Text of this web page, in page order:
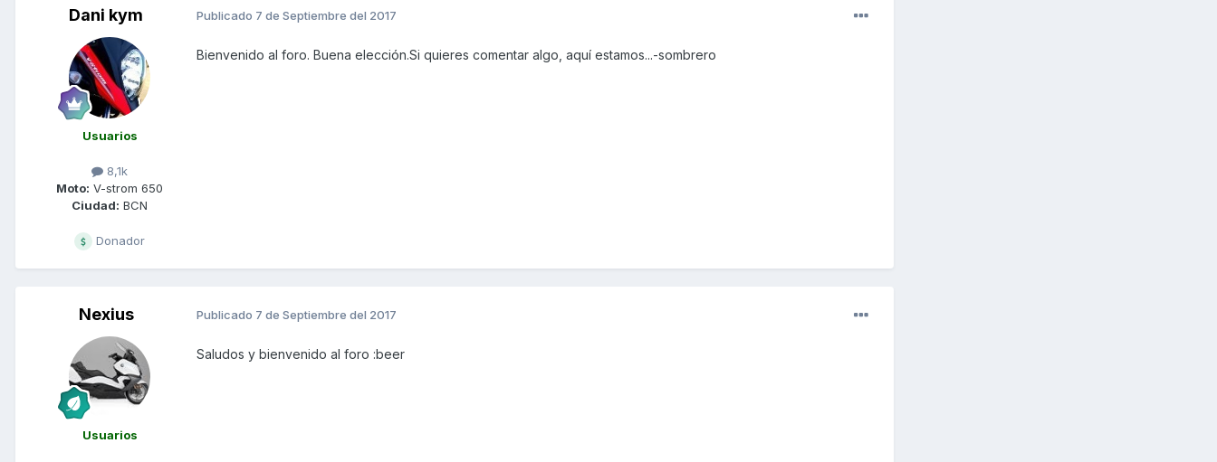
Dani kym
Usuarios
8,1k
Moto: V-strom 650
Ciudad: BCN
Donador
Publicado 7 de Septiembre del 2017
Bienvenido al foro. Buena elección.Si quieres comentar algo, aquí estamos...-sombrero
Nexius
Usuarios
Publicado 7 de Septiembre del 2017
Saludos y bienvenido al foro :beer